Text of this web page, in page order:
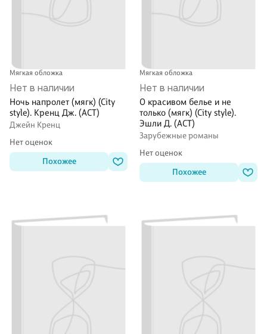
Мягкая обложка
Нет в наличии
Ночь напролет (мягк) (City
style). Кренц Дж. (АСТ)
Джейн Кренц
Нет оценок
Похожее
Мягкая обложка
Нет в наличии
О красивом белье и не
только (мягк) (City style).
Эшли Д. (АСТ)
Зарубежные романы
Нет оценок
Похожее